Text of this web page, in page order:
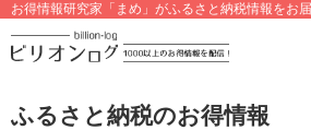
お得情報研究家「まめ」がふるさと納税情報をお
ふるさと納税のお得情報